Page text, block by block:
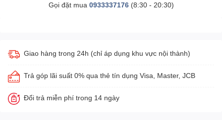
Gọi đặt mua 0933337176(8:30 - 20:30)
Giao hàng trong 24h (chỉ áp dụng khu vực nội thành)
Trả góp lãi suất 0% qua thẻ tín dụng Visa, Master, JCB
Đổi trả miễn phí trong 14 ngày